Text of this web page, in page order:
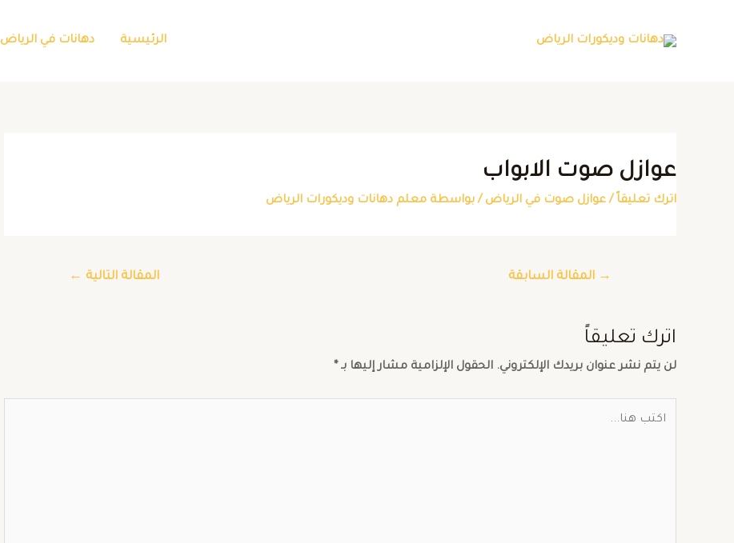
الرئيسية دهانات في الرياض
عوازل صوت الابواب
اترك تعليقاً /عوازل صوت في الرياض / بواسطة معلم دهانات وديكورات الرياض
→ المقالة السابقة المقالة التالية ←
اترك تعليقاً
لن يتم نشر عنوان بريدك الإلكتروني. الحقول الإلزامية مشار إليها بـ *